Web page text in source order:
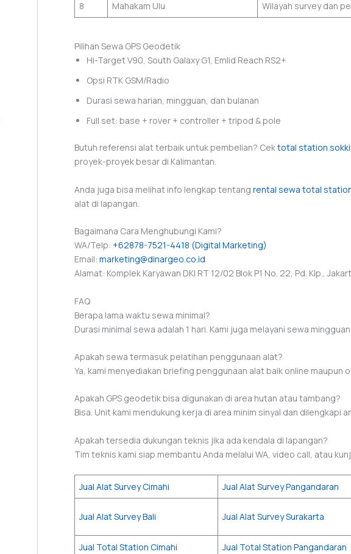
8
Mahakam Ulu Wilayah survey dan
Pilihan Sewa GPS Geodetik
Hi-Target V90, South Galaxy G1, Emlid Reach RS2+
Opsi RTK GSM/Radio
Durasi sewa harian, mingguan, dan bulanan
Full set: base + rover + controller + tripod & pole
Butuh referensi alat terbaik untuk pembelian? Cektotal station
proyek-proyek besar di Kalimantan.
Anda juga bisa melihat info lengkap tentang rental sewa total
alat di lapangan.
Bagaimana Cara Menghubungi Kami?
WA/Telp: +62878-7521-4418 (Digital Marketing)
Email: marketing@dinargeo.co.id
Alamat: Komplek Karyawan DKI RT 12/02 Blok P1 No. 22, Pd. Klp.,
FAQ
Berapa lama waktu sewa minimal?
Durasi minimal sewa adalah 1 hari. Kami juga melayani sewa
Apakah sewa termasuk pelatihan penggunaan alat?
Ya, kami menyediakan briefing penggunaan alat baik online maupun
Apakah GPS geodetik bisa digunakan di area hutan atau tambang?
Bisa. Unit kami mendukung kerja di area minim sinyal dan dilengkapi
Apakah tersedia dukungan teknis jika ada kendala di lapangan?
Tim teknis kami siap membantu Anda melalui WA, video call, atau
Jual Alat Survey Cimahi Jual Alat Survey Pangandaran
Jual Alat Survey Bali Jual Alat Survey Surakarta
Jual Total Station Cimahi
Jual Total Station Pangandaran